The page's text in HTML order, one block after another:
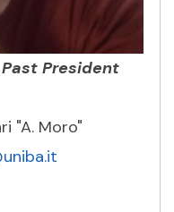
Past President
"A. Moro"